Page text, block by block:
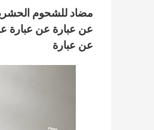
مضاد للشحوم
عن عبارة عن عبارة
عن عبارة